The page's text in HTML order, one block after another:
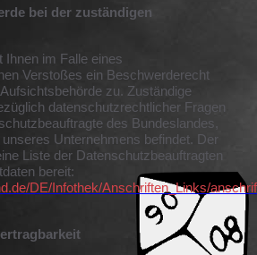
bei der zuständigen
Ihnen im Falle eines
Verstoßes ein Beschwerderecht
zu. Zuständige
datenschutzrechtlicher Fragen
des Bundeslandes,
Unternehmens befindet. Der
Liste der Datenschutzbeauftragten
bereit:
DE/Infothek/Anschriften_Links/